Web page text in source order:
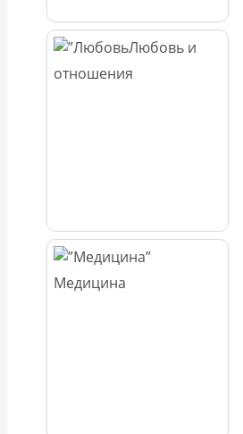
Любовь и
отношения
Медицина